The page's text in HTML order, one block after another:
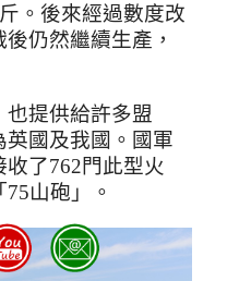
。後來經過數度改
仍然繼續生產，
也提供給許多盟
國及我國。國軍
收了762門此型火
75山砲」。